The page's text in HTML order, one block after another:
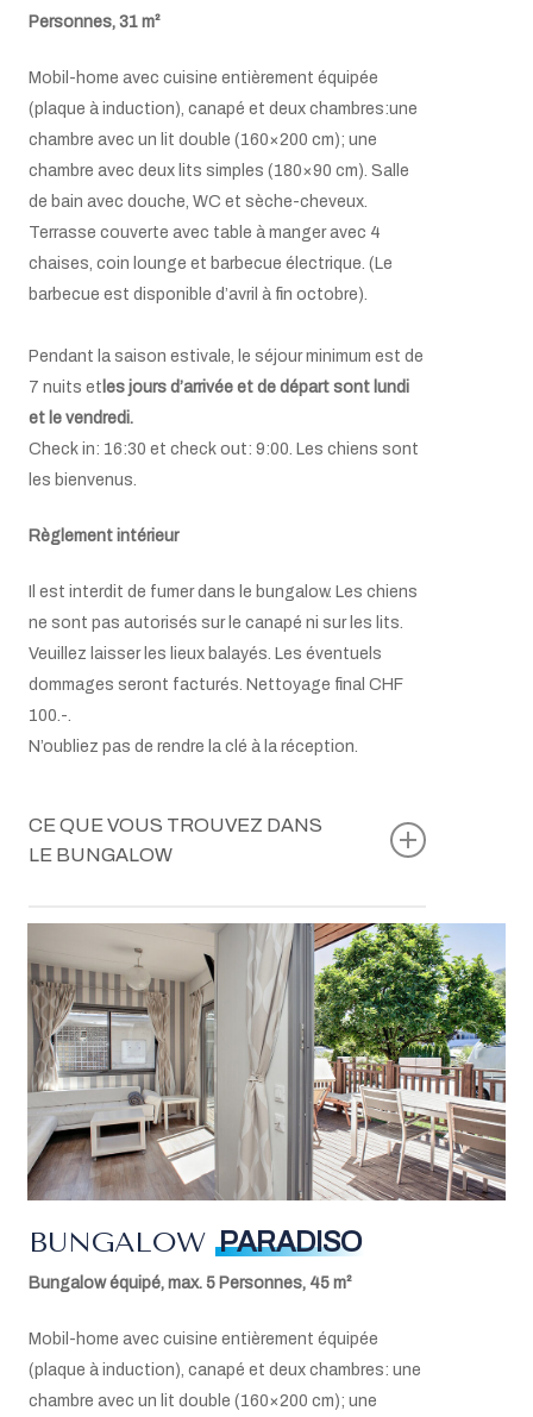
Lit bébé sur demande (max.2)
Personnes,31 m²
Mobil-home avec cuisine entièrement équipée
(plaque à induction), canapé et deux chambres:une
chambre avec un lit double (160×200 cm); une
chambre avec deux lits simples (180×90 cm). Salle
de bain avec douche, WC et sèche-cheveux.
Terrasse couverte avec table à manger avec 4
chaises, coin lounge et barbecue électrique. (Le
barbecue est disponible d’avril à fin octobre).
Pendant la saison estivale, le séjour minimum est de
7 nuits et les jours d’arrivée et de départ sont lundi
et le vendredi.
Check in: 16:30 et check out: 9:00. Les chiens sont
les bienvenus.
Règlement intérieur
Il est interdit de fumer dans le bungalow. Les chiens
ne sont pas autorisés sur le canapé ni sur les lits.
Veuillez laisser les lieux balayés. Les éventuels
dommages seront facturés. Nettoyage final CHF
100.-.
N’oubliez pas de rendre la clé à la réception.
CE QUE VOUS TROUVEZ DANS
LE BUNGALOW
Literie et linges de toilette
Plaque de cuisson à induction
Four à micro-ondes
Réfrigérateur avec compartiment congélateur
Lave-vaisselle, pastilles et liquide de rinçage
Machine Nespresso
Bouilloire électrique
Torchons, liquide vaisselle, éponges
Balai et pelle
Aspirateur
Télévision via satellite
W-LAN
Climatisation
Mini coffre-fort
BUNGALOW PARADISO
Bungalow équipé, max. 5 Personnes, 45 m²
Mobil-home avec cuisine entièrement équipée
(plaque à induction), canapé et deux chambres: une
chambre avec un lit double (160×200 cm); une